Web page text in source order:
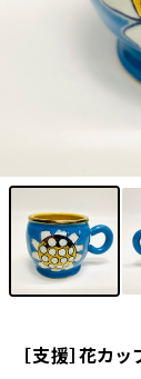
［支援］花カ